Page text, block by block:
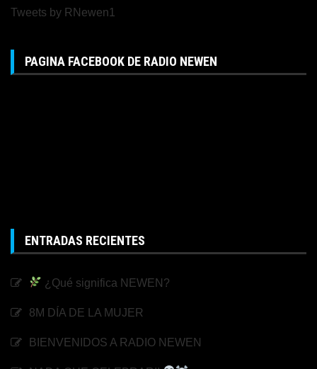
Tweets by RNewen1
PAGINA FACEBOOK DE RADIO NEWEN
ENTRADAS RECIENTES
¿Qué significa NEWEN?
8M DÍA DE LA MUJER
BIENVENIDOS A RADIO NEWEN